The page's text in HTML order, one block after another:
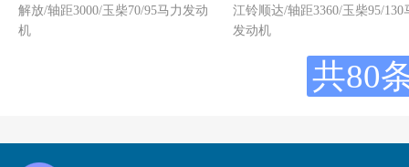
伸缩臂折臂高空平台
解放/轴距3000/玉柴70/95马力发动
机
江铃顺达/轴距3360/玉柴95/130
发动机
共80